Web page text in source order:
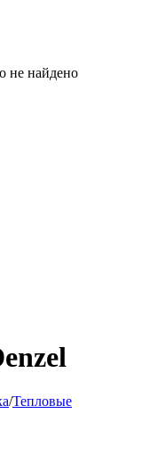
не найдено
/Тепловые